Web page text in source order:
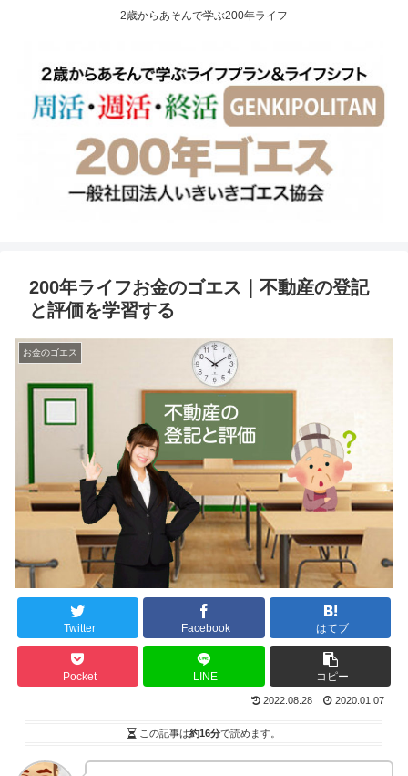
2歳からあそんで学ぶ200年ライフ
200年ライフお金のゴエス｜不動産の登記
と評価を学習する
お金のゴエス
Twitter Facebook はてブ
Pocket LINE コピー
2022.08.28 2020.01.07
この記事は約16分で読めます。